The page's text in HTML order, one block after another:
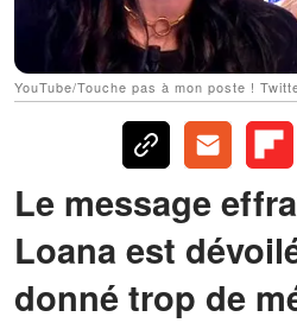
YouTube/Touche pas à mon poste !
Le message
Loana est
donné trop de